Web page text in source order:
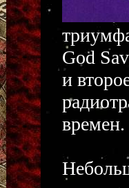
God
и
времен.